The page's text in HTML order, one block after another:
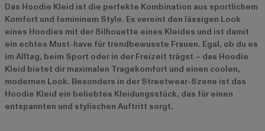
Das Hoodie Kleid ist die perfekte Kombination aus sportlichem
Komfort und femininem Style. Es vereint den lässigen Look
eines Hoodies mit der Silhouette eines Kleides und ist damit
ein echtes Must-have für trendbewusste Frauen. Egal, ob du es
im Alltag, beim Sport oder in der Freizeit trägst – das Hoodie
Kleid bietet dir maximalen Tragekomfort und einen coolen,
modernen Look. Besonders in der Streetwear-Szene ist das
Hoodie Kleid ein beliebtes Kleidungsstück, das für einen
entspannten und stylischen Auftritt sorgt.